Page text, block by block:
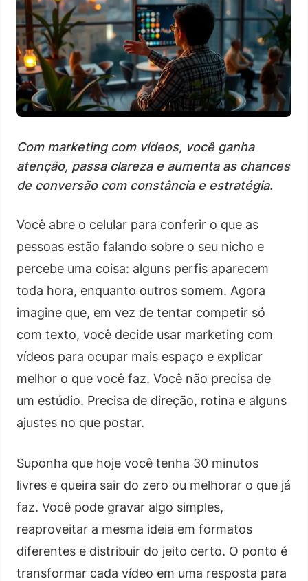
Com marketing com vídeos, você ganha
atenção, passa clareza e aumenta as chances
de conversão com constância e estratégia.
Você abre o celular para conferir o que as
pessoas estão falando sobre o seu nicho e
percebe uma coisa: alguns perfis aparecem
toda hora, enquanto outros somem. Agora
imagine que, em vez de tentar competir só
com texto, você decide usar marketing com
vídeos para ocupar mais espaço e explicar
melhor o que você faz. Você não precisa de
um estúdio. Precisa de direção, rotina e alguns
ajustes no que postar.
Suponha que hoje você tenha 30 minutos
livres e queira sair do zero ou melhorar o que já
faz. Você pode gravar algo simples,
reaproveitar a mesma ideia em formatos
diferentes e distribuir do jeito certo. O ponto é
transformar cada vídeo em uma resposta para